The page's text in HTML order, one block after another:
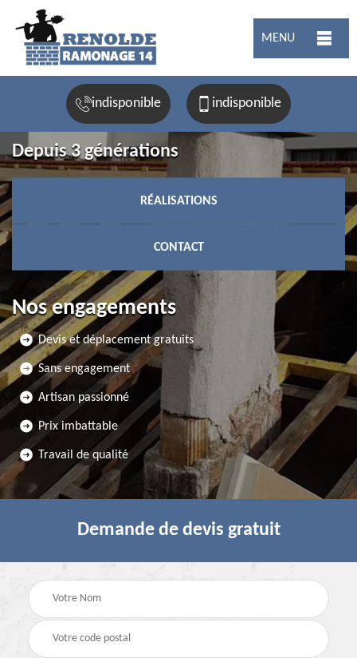
MENU
indisponible indisponible
Depuis 3 générations
RÉALISATIONS
CONTACT
Nos engagements
Devis et déplacement gratuits
Sans engagement
Artisan passionné
Prix imbattable
Travail de qualité
Demande de devis gratuit